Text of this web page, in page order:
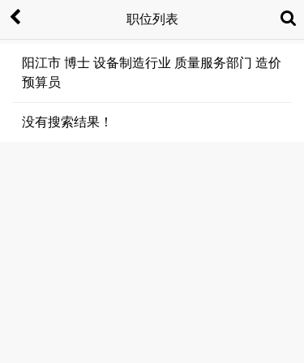
职位列表
阳江市 博士 设备制造行业 质量服务部门 造价
预算员
没有搜索结果！